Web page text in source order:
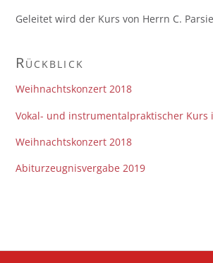
Geleitet wird der Kurs von Herrn C.
Rückblick
Weihnachtskonzert 2018
Vokal- und instrumentalpraktischer Kurs
Weihnachtskonzert 2018
Abiturzeugnisvergabe 2019